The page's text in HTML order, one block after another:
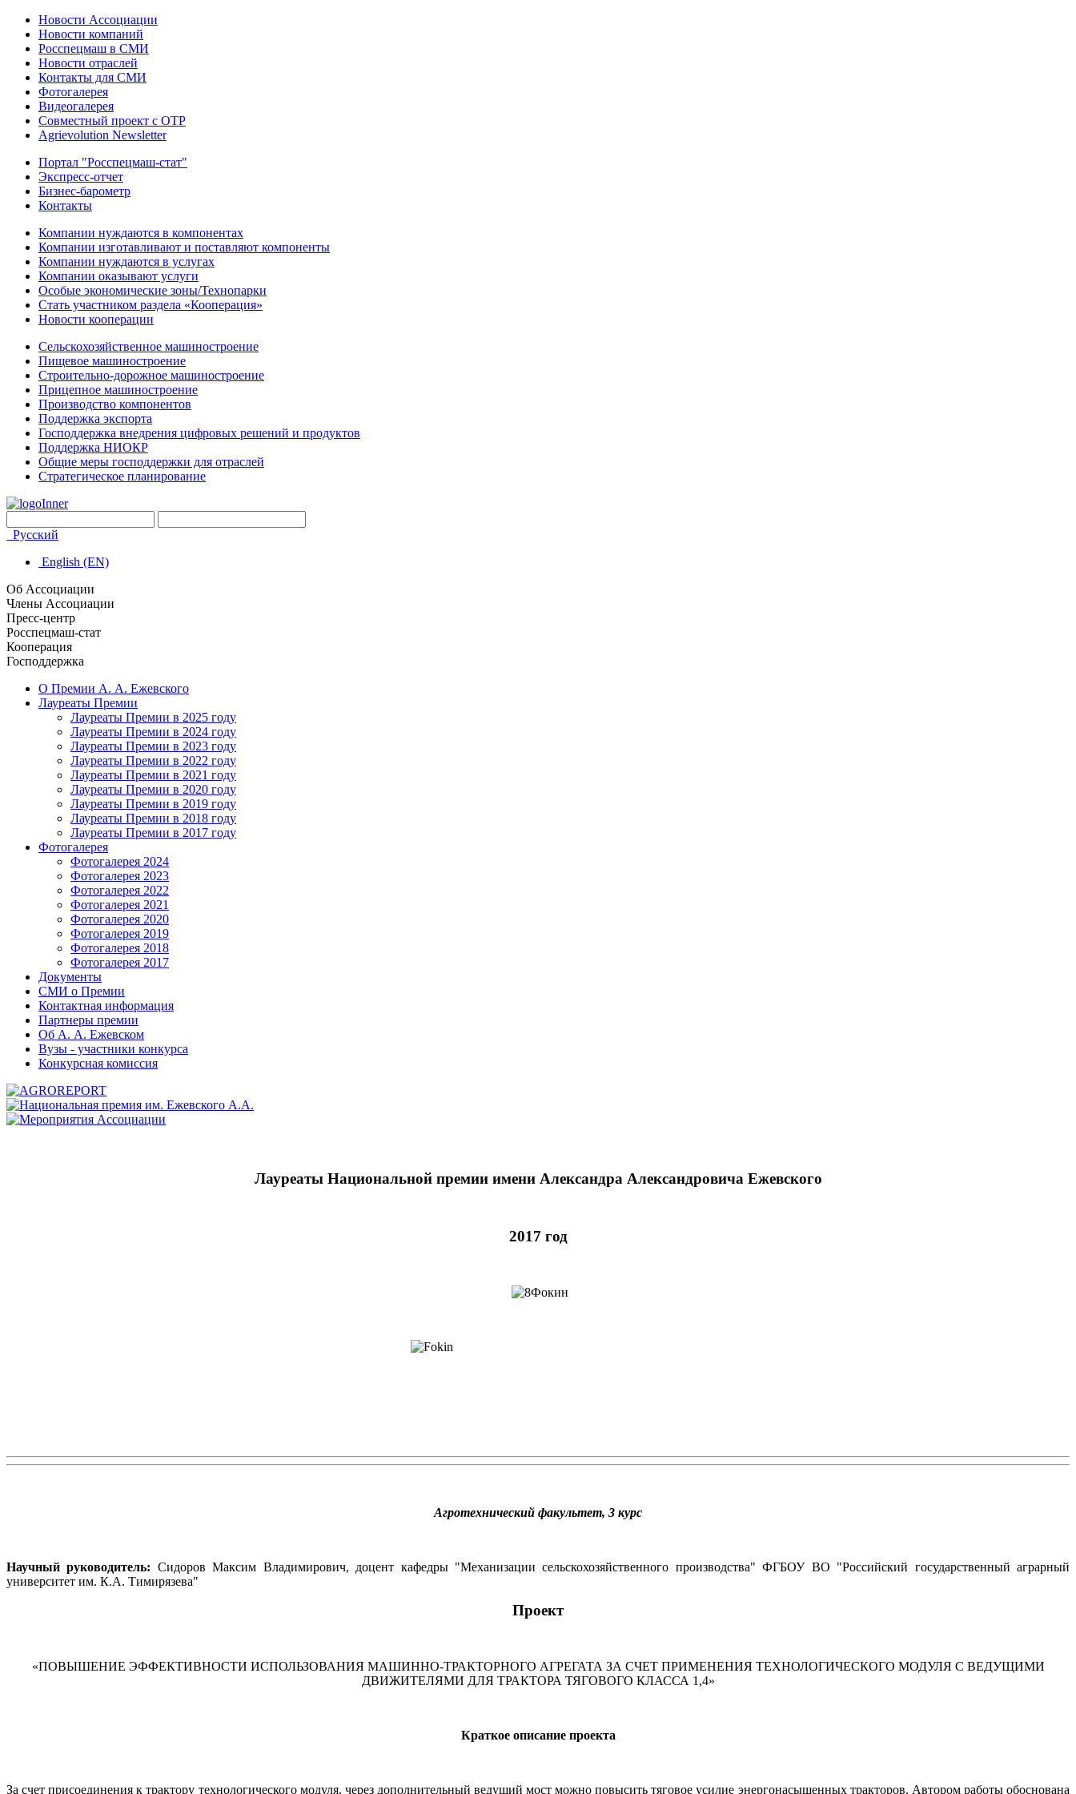
Новости Ассоциации
Новости компаний
Росспецмаш в СМИ
Новости отраслей
Контакты для СМИ
Фотогалерея
Видеогалерея
Совместный проект с ОТР
Agrievolution Newsletter
Портал "Росспецмаш-стат"
Экспресс-отчет
Бизнес-барометр
Контакты
Компании нуждаются в компонентах
Компании изготавливают и поставляют компоненты
Компании нуждаются в услугах
Компании оказывают услуги
Особые экономические зоны/Технопарки
Стать участником раздела «Кооперация»
Новости кооперации
Сельскохозяйственное машиностроение
Пищевое машиностроение
Строительно-дорожное машиностроение
Прицепное машиностроение
Производство компонентов
Поддержка экспорта
Господдержка внедрения цифровых решений и продуктов
Поддержка НИОКР
Общие меры господдержки для отраслей
Стратегическое планирование
Русский
English (EN)
Об Ассоциации
Члены Ассоциации
Пресс-центр
Росспецмаш-стат
Кооперация
Господдержка
О Премии А. А. Ежевского
Лауреаты Премии
Лауреаты Премии в 2025 году
Лауреаты Премии в 2024 году
Лауреаты Премии в 2023 году
Лауреаты Премии в 2022 году
Лауреаты Премии в 2021 году
Лауреаты Премии в 2020 году
Лауреаты Премии в 2019 году
Лауреаты Премии в 2018 году
Лауреаты Премии в 2017 году
Фотогалерея
Фотогалерея 2024
Фотогалерея 2023
Фотогалерея 2022
Фотогалерея 2021
Фотогалерея 2020
Фотогалерея 2019
Фотогалерея 2018
Фотогалерея 2017
Документы
СМИ о Премии
Контактная информация
Партнеры премии
Об А. А. Ежевском
Вузы - участники конкурса
Конкурсная комиссия
Лауреаты Национальной премии имени Александра Александровича Ежевского
2017 год
Агротехнический факультет, 3 курс
Научный руководитель: Сидоров Максим Владимирович, доцент кафедры "Механизации сельскохозяйственного производства" ФГБОУ ВО "Российский государственный аграрный
университет им. К.А. Тимирязева"
Проект
«ПОВЫШЕНИЕ ЭФФЕКТИВНОСТИ ИСПОЛЬЗОВАНИЯ МАШИННО-ТРАКТОРНОГО АГРЕГАТА ЗА СЧЕТ ПРИМЕНЕНИЯ ТЕХНОЛОГИЧЕСКОГО МОДУЛЯ С ВЕДУЩИМИ
ДВИЖИТЕЛЯМИ ДЛЯ ТРАКТОРА ТЯГОВОГО КЛАССА 1,4»
Краткое описание проекта
За счет присоединения к трактору технологического модуля, через дополнительный ведущий мост можно повысить тяговое усилие энергонасыщенных тракторов. Автором работы обоснована